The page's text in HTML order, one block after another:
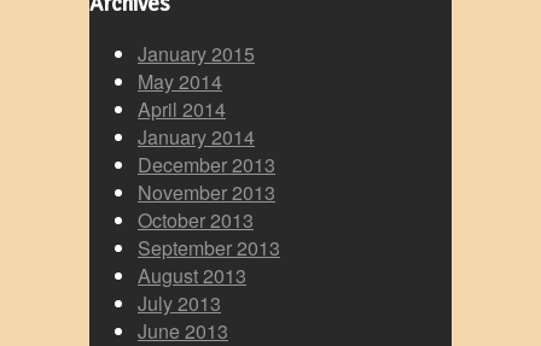
January 2015
May 2014
April 2014
January 2014
December 2013
November 2013
October 2013
September 2013
August 2013
July 2013
June 2013